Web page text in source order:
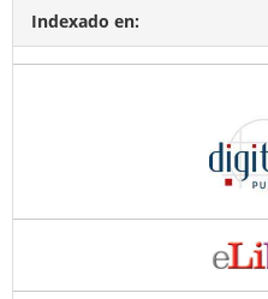
Indexado en: